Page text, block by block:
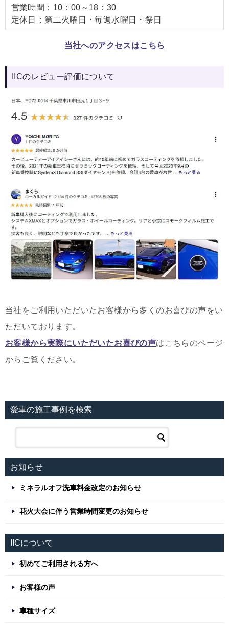
営業時間：10：00～18：30
定休日：第二火曜日・毎週水曜日・祭日
当社へのアクセスはこちら
IICのレビュー評価について
当社をご利用いただいたお客様から多くのお喜びの声をい
ただいております。
お客様から実際にいただいたお喜びの声はこちらのページ
からご覧ください。
愛車の施工事例を検索
お知らせ
ミネラルオフ洗車料金改定のお知らせ
花火大会に伴う営業時間変更のお知らせ
IICについて
初めてご利用される方へ
お客様の声
車種サイズ